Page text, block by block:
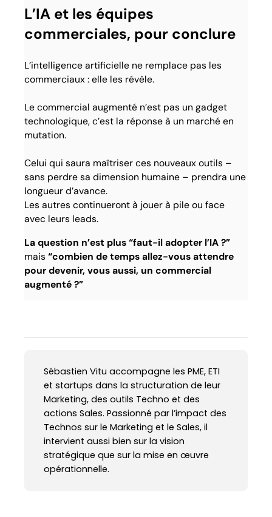
L’IA et les équipes
commerciales, pour conclure
L’intelligence artificielle ne remplace pas les
commerciaux : elle les révèle.
Le commercial augmenté n’est pas un gadget
technologique, c’est la réponse à un marché en
mutation.
Celui qui saura maîtriser ces nouveaux outils –
sans perdre sa dimension humaine – prendra une
longueur d’avance.
Les autres continueront à jouer à pile ou face
avec leurs leads.
La question n’est plus “faut-il adopter l’IA ?”
mais “combien de temps allez-vous attendre
pour devenir, vous aussi, un commercial
augmenté ?”
Sébastien Vitu accompagne les PME, ETI
et startups dans la structuration de leur
Marketing, des outils Techno et des
actions Sales. Passionné par l’impact des
Technos sur le Marketing et le Sales, il
intervient aussi bien sur la vision
stratégique que sur la mise en œuvre
opérationnelle.